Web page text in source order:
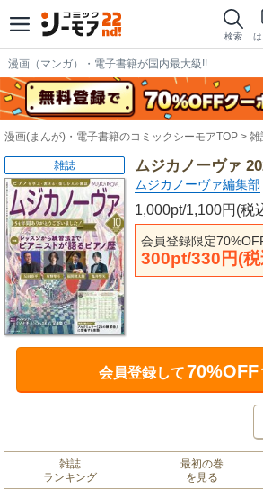
検索 は
漫画（マンガ）・電子書籍が国内最大級!!
漫画(まんが)・電子書籍のコミックシーモアTOP 雑
ムジカノーヴァ
ムジカノーヴァ編集部
1,000pt/1,100円(税
会員登録限定
300pt/330円(税
雑誌
会員登録して70%OFF
雑誌
ランキング
最初の巻
を見る